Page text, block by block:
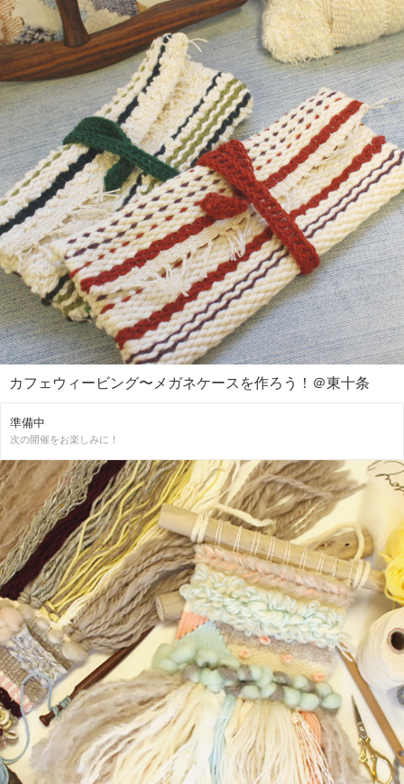
カフェウィービング〜メガネケースを作ろう！＠東十条
準備中
次の開催をお楽しみに！